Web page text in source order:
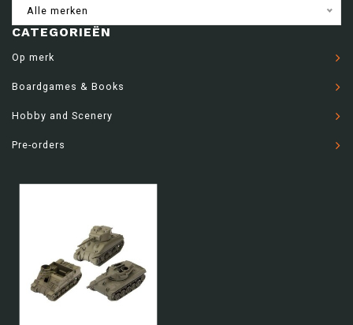
Alle merken
CATEGORIEËN
Op merk
Boardgames & Books
Hobby and Scenery
Pre-orders